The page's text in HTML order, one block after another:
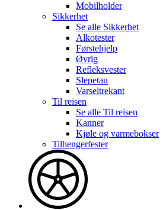
Mobilholder
Sikkerhet
Se alle Sikkerhet
Alkotester
Førstehjelp
Øvrig
Refleksvester
Slepetau
Varseltrekant
Til reisen
Se alle Til reisen
Kanner
Kjøle og varmebokser
Tilhengerfester